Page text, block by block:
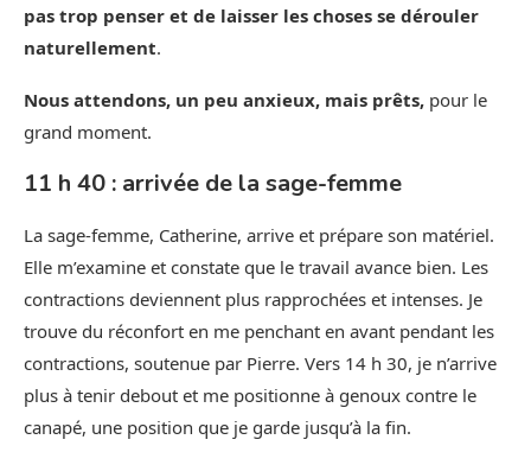
pas trop penser et de laisser les choses se dérouler
naturellement.
Nous attendons, un peu anxieux, mais prêts, pour le
grand moment.
11 h 40 : arrivée de la sage-femme
La sage-femme, Catherine, arrive et prépare son matériel.
Elle m’examine et constate que le travail avance bien. Les
contractions deviennent plus rapprochées et intenses. Je
trouve du réconfort en me penchant en avant pendant les
contractions, soutenue par Pierre. Vers 14 h 30, je n’arrive
plus à tenir debout et me positionne à genoux contre le
canapé, une position que je garde jusqu’à la fin.